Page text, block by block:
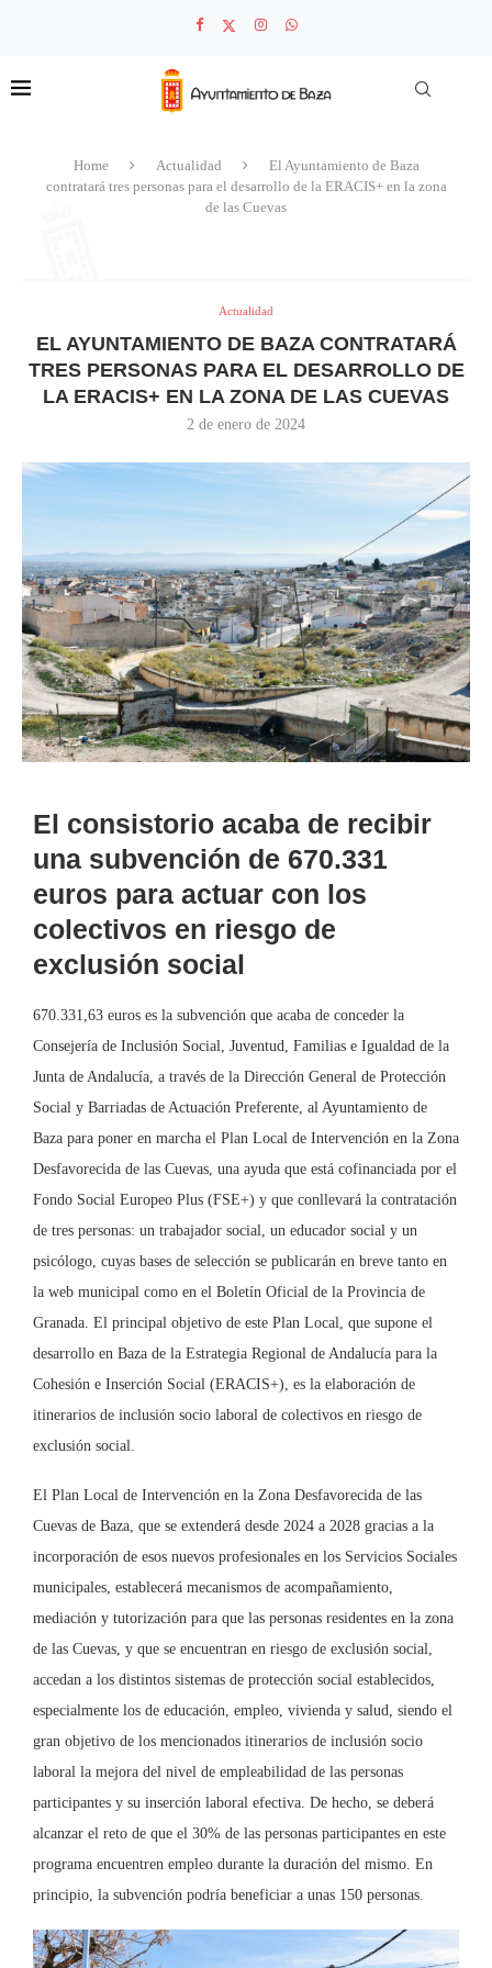
Home Actualidad
El Ayuntamiento de Baza
contratará tres personas para el desarrollo de la ERACIS+ en la zona
de las Cuevas
Actualidad
EL AYUNTAMIENTO DE BAZA CONTRATARÁ
TRES PERSONAS PARA EL DESARROLLO DE
LA ERACIS+ EN LA ZONA DE LAS CUEVAS
2 de enero de 2024
El consistorio acaba de recibir
una subvención de 670.331
euros para actuar con los
colectivos en riesgo de
exclusión social
670.331,63 euros es la subvención que acaba de conceder la
Consejería de Inclusión Social, Juventud, Familias e Igualdad de la
Junta de Andalucía, a través de la Dirección General de Protección
Social y Barriadas de Actuación Preferente, al Ayuntamiento de
Baza para poner en marcha el Plan Local de Intervención en la Zona
Desfavorecida de las Cuevas, una ayuda que está cofinanciada por el
Fondo Social Europeo Plus (FSE+) y que conllevará la contratación
de tres personas: un trabajador social, un educador social y un
psicólogo, cuyas bases de selección se publicarán en breve tanto en
la web municipal como en el Boletín Oficial de la Provincia de
Granada. El principal objetivo de este Plan Local, que supone el
desarrollo en Baza de la Estrategia Regional de Andalucía para la
Cohesión e Inserción Social (ERACIS+), es la elaboración de
itinerarios de inclusión socio laboral de colectivos en riesgo de
exclusión social.
El Plan Local de Intervención en la Zona Desfavorecida de las
Cuevas de Baza, que se extenderá desde 2024 a 2028 gracias a la
incorporación de esos nuevos profesionales en los Servicios Sociales
municipales, establecerá mecanismos de acompañamiento,
mediación y tutorización para que las personas residentes en la zona
de las Cuevas, y que se encuentran en riesgo de exclusión social,
accedan a los distintos sistemas de protección social establecidos,
especialmente los de educación, empleo, vivienda y salud, siendo el
gran objetivo de los mencionados itinerarios de inclusión socio
laboral la mejora del nivel de empleabilidad de las personas
participantes y su inserción laboral efectiva. De hecho, se deberá
alcanzar el reto de que el 30% de las personas participantes en este
programa encuentren empleo durante la duración del mismo. En
principio, la subvención podría beneficiar a unas 150 personas.